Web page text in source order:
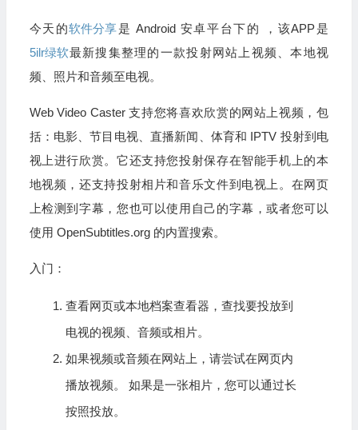
今天的软件分享是 Android 安卓平台下的 ，该APP是
5ilr绿软最新搜集整理的一款投射网站上视频、本地视
频、照片和音频至电视。
Web Video Caster 支持您将喜欢欣赏的网站上视频，包
括：电影、节目电视、直播新闻、体育和 IPTV 投射到电
视上进行欣赏。它还支持您投射保存在智能手机上的本
地视频，还支持投射相片和音乐文件到电视上。在网页
上检测到字幕，您也可以使用自己的字幕，或者您可以
使用 OpenSubtitles.org 的内置搜索。
入门：
查看网页或本地档案查看器，查找要投放到
电视的视频、音频或相片。
如果视频或音频在网站上，请尝试在网页内
播放视频。 如果是一张相片，您可以通过长
按照投放。